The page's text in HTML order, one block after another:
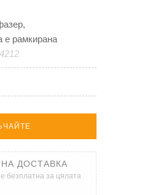
е рамкирана
ДОСТАВКА
безплатна за цялата